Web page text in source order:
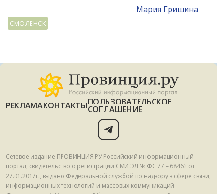
Мария Гришина
СМОЛЕНСК
РЕКЛАМАКОНТАКТЫПОЛЬЗОВАТЕЛЬСКОЕ
СОГЛАШЕНИЕ
Сетевое издание ПРОВИНЦИЯ.РУ Российский информационный
портал, свидетельство о регистрации СМИ ЭЛ № ФС 77 – 68463 от
27.01.2017г., выдано Федеральной службой по надзору в сфере связи,
информационных технологий и массовых коммуникаций